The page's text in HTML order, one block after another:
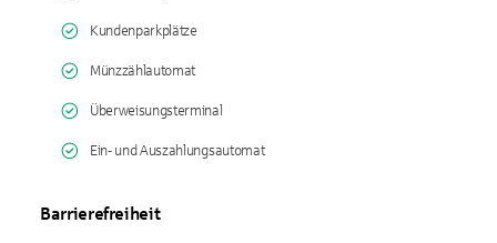
Kundenparkplätze
Münzzählautomat
Überweisungsterminal
Ein- und Auszahlungsautomat
Barrierefreiheit